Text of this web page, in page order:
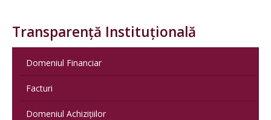
Transparență Instituțională
Domeniul Financiar
Facturi
Domeniul Achizițiilor